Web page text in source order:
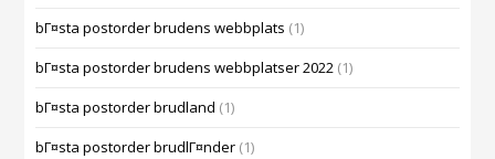
bГ¤sta postorder brudens webbplats (1)
bГ¤sta postorder brudens webbplatser 2022 (1)
bГ¤sta postorder brudland (1)
bГ¤sta postorder brudlГ¤nder (1)